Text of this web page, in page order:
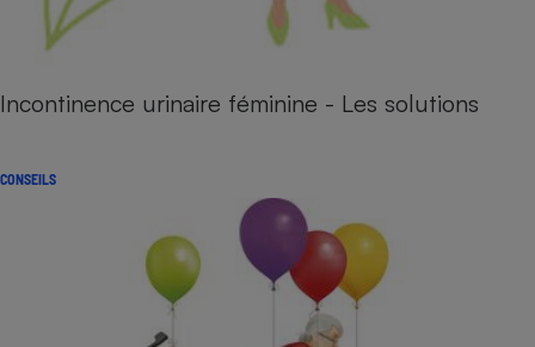
Incontinence urinaire féminine - Les solutions
CONSEILS